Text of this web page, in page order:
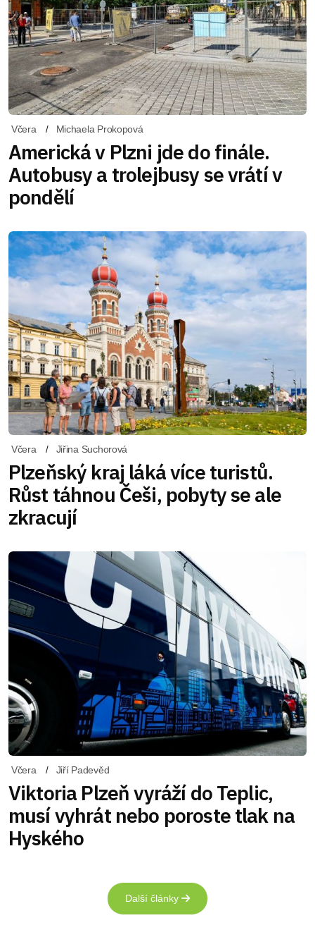
Včera Michaela Prokopová
Americká v Plzni jde do finále.
Autobusy a trolejbusy se vrátí v
pondělí
Včera Jiřina Suchorová
Plzeňský kraj láká více turistů.
Růst táhnou Češi, pobyty se ale
zkracují
Včera Jiří Padevěd
Viktoria Plzeň vyráží do Teplic,
musí vyhrát nebo poroste tlak na
Hyského
Další články